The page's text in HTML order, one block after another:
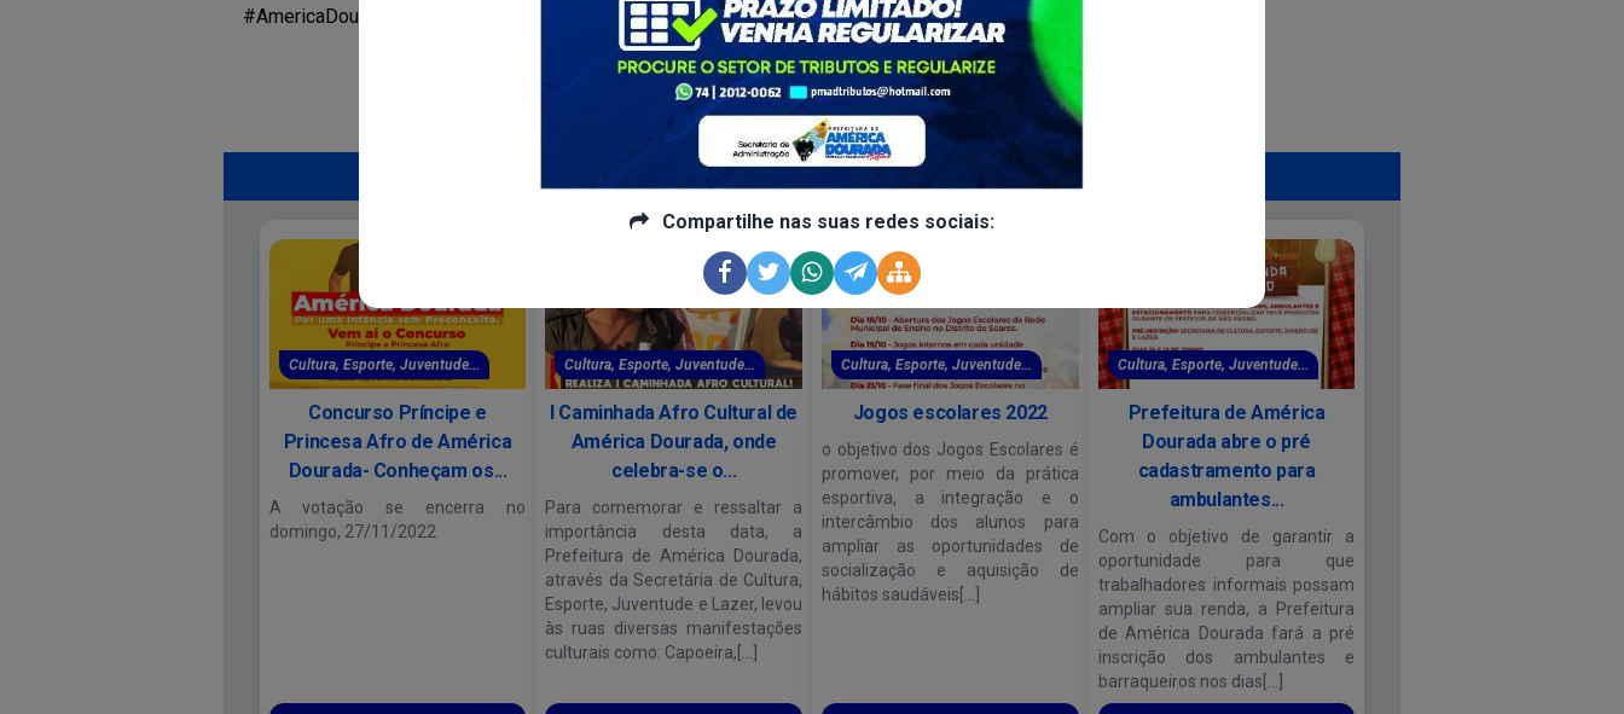
Compartilhe nas suas redes sociais:
#AmericaDourada #campeonatomunicipal #Futebol #apoieseutime #Torcida #fimdesemana #campeao
Compartilhe nas suas redes sociais:
Mais notícias da Secretaria Municipal de Cultura, Esporte, Juventude e Lazer - SEJ
Cultura, Esporte, Juventude...
Concurso Príncipe e
Princesa Afro de América
Dourada- Conheçam os...
A votação se encerra no
domingo, 27/11/2022
Cultura, Esporte, Juventude...
I Caminhada Afro Cultural de
América Dourada, onde
celebra-se o...
Para comemorar e ressaltar a
importância desta data, a
Prefeitura de América Dourada,
através da Secretária de Cultura,
Esporte, Juventude e Lazer, levou
às ruas diversas manifestações
culturais como: Capoeira,[...]
Cultura, Esporte, Juventude...
Jogos escolares 2022
o objetivo dos Jogos Escolares é
promover, por meio da prática
esportiva, a integração e o
intercâmbio dos alunos para
ampliar as oportunidades de
socialização e aquisição de
hábitos saudáveis[...]
Cultura, Esporte, Juventude...
Prefeitura de América
Dourada abre o pré
cadastramento para
ambulantes...
Com o objetivo de garantir a
oportunidade para que
trabalhadores informais possam
ampliar sua renda, a Prefeitura
de América Dourada fará a pré
inscrição dos ambulantes e
barraqueiros nos dias[...]